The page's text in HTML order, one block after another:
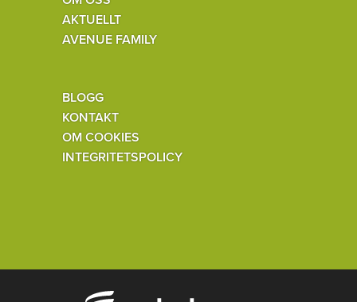
AKTUELLT
AVENUE FAMILY
BLOGG
KONTAKT
OM COOKIES
INTEGRITETSPOLICY